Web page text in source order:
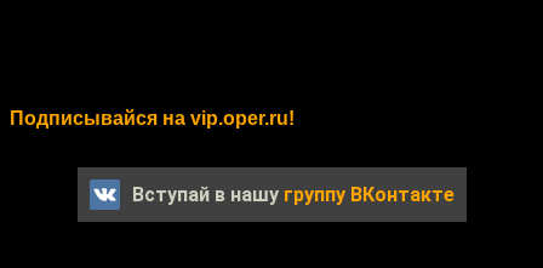
Подписывайся на vip.oper.ru!
Вступай в нашу группу ВКонтакте